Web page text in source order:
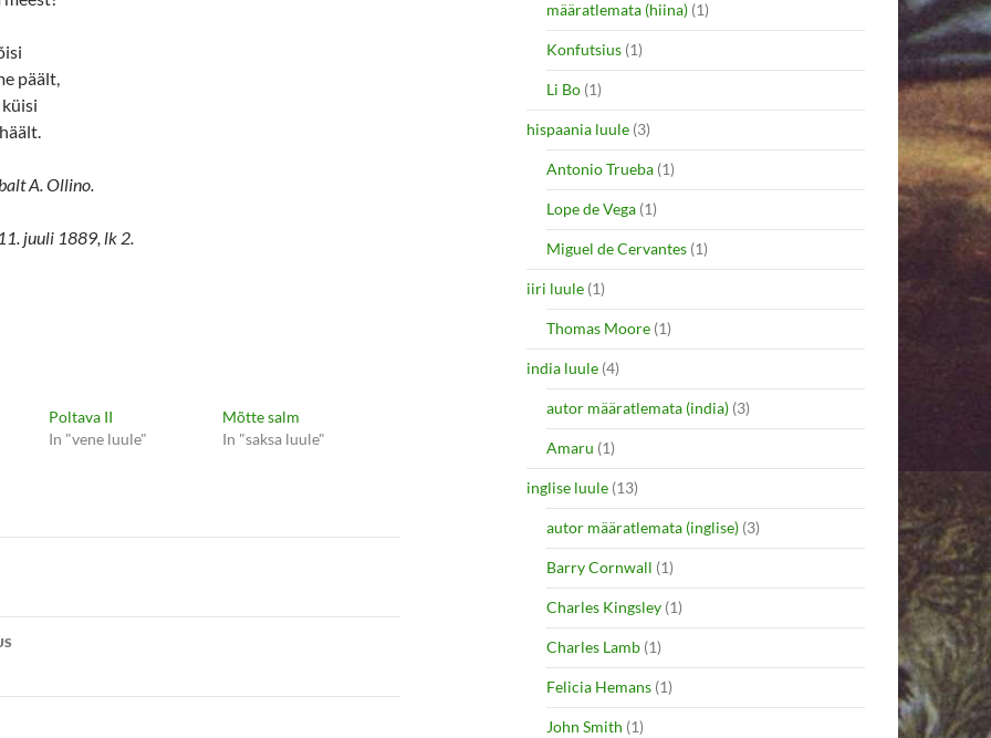
päält,
A. Ollino.
juuli 1889, lk 2.
Poltava II
In "vene luule"
Mõtte salm
In "saksa luule"
määratlemata (hiina) (1)
Konfutsius (1)
Li Bo (1)
hispaania luule (3)
Antonio Trueba (1)
Lope de Vega (1)
Miguel de Cervantes (1)
iiri luule (1)
Thomas Moore (1)
india luule (4)
autor määratlemata (india) (3)
Amaru (1)
inglise luule (13)
autor määratlemata (inglise) (3)
Barry Cornwall (1)
Charles Kingsley (1)
Charles Lamb (1)
Felicia Hemans (1)
John Smith (1)